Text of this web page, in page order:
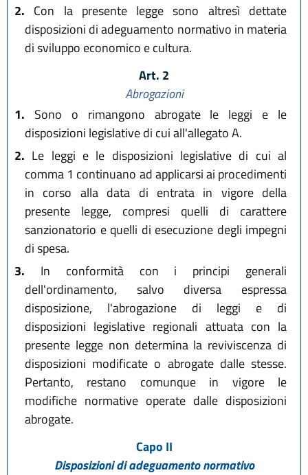
2. Con la presente legge sono altresì dettate
disposizioni di adeguamento normativo in materia
di sviluppo economico e cultura.
Art. 2
Abrogazioni
1. Sono o rimangono abrogate le leggi e le
disposizioni legislative di cui all'allegato A.
2. Le leggi e le disposizioni legislative di cui al
comma 1 continuano ad applicarsi ai procedimenti
in corso alla data di entrata in vigore della
presente legge, compresi quelli di carattere
sanzionatorio e quelli di esecuzione degli impegni
di spesa.
3. In conformità con i principi generali
dell'ordinamento, salvo diversa espressa
disposizione, l'abrogazione di leggi e di
disposizioni legislative regionali attuata con la
presente legge non determina la reviviscenza di
disposizioni modificate o abrogate dalle stesse.
Pertanto, restano comunque in vigore le
modifiche normative operate dalle disposizioni
abrogate.
Capo II
Disposizioni di adeguamento normativo